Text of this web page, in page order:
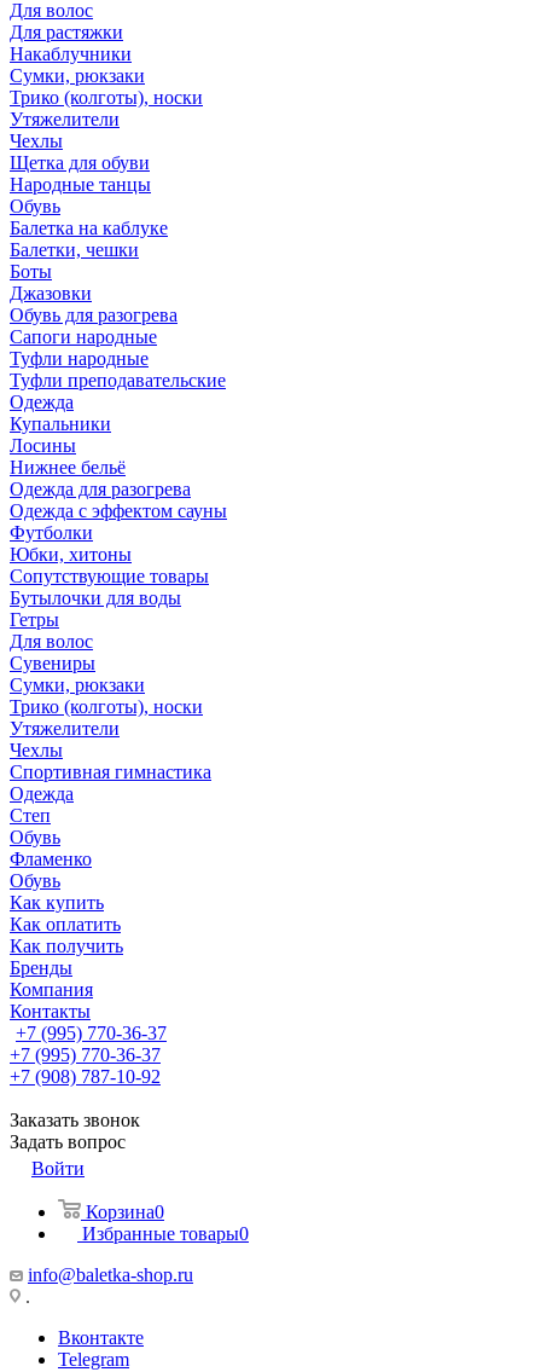
Для волос
Для растяжки
Накаблучники
Сумки, рюкзаки
Трико (колготы), носки
Утяжелители
Чехлы
Щетка для обуви
Народные танцы
Обувь
Балетка на каблуке
Балетки, чешки
Боты
Джазовки
Обувь для разогрева
Сапоги народные
Туфли народные
Туфли преподавательские
Одежда
Купальники
Лосины
Нижнее бельё
Одежда для разогрева
Одежда с эффектом сауны
Футболки
Юбки, хитоны
Сопутствующие товары
Бутылочки для воды
Гетры
Для волос
Сувениры
Сумки, рюкзаки
Трико (колготы), носки
Утяжелители
Чехлы
Спортивная гимнастика
Одежда
Степ
Обувь
Фламенко
Обувь
Как купить
Как оплатить
Как получить
Бренды
Компания
Контакты
+7 (995) 770-36-37
+7 (995) 770-36-37
+7 (908) 787-10-92
Заказать звонок
Задать вопрос
Войти
Корзина0
Избранные товары0
info@baletka-shop.ru
.
Вконтакте
Telegram